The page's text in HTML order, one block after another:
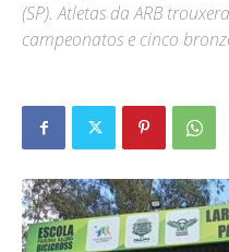
(SP). Atletas da ARB
campeonatos e cinco